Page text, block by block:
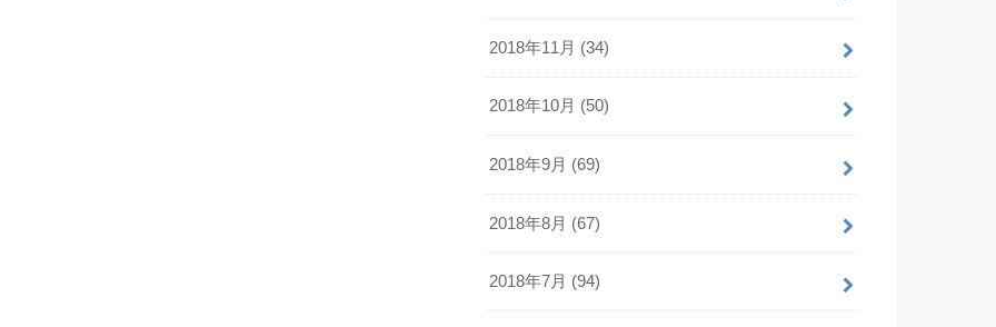
2018年11月 (34)
2018年10月 (50)
2018年9月 (69)
2018年8月 (67)
2018年7月 (94)